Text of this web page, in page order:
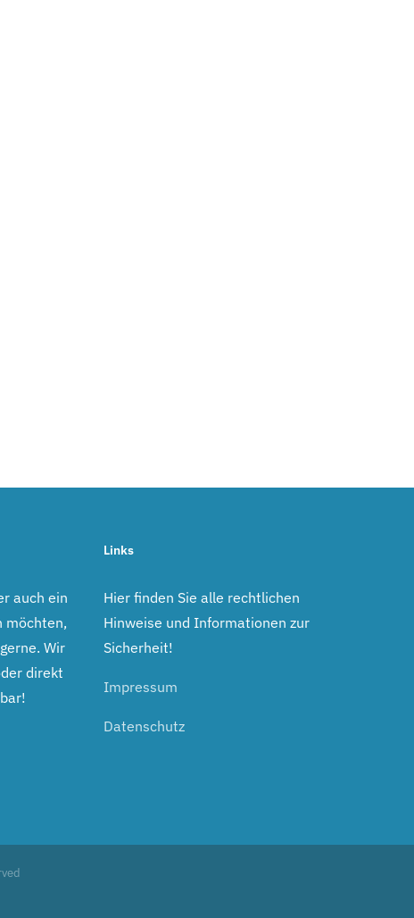
auch ein
möchten,
Wir
direkt
Links
Hier finden Sie alle rechtlichen
Hinweise und Informationen zur
Sicherheit!
Impressum
Datenschutz